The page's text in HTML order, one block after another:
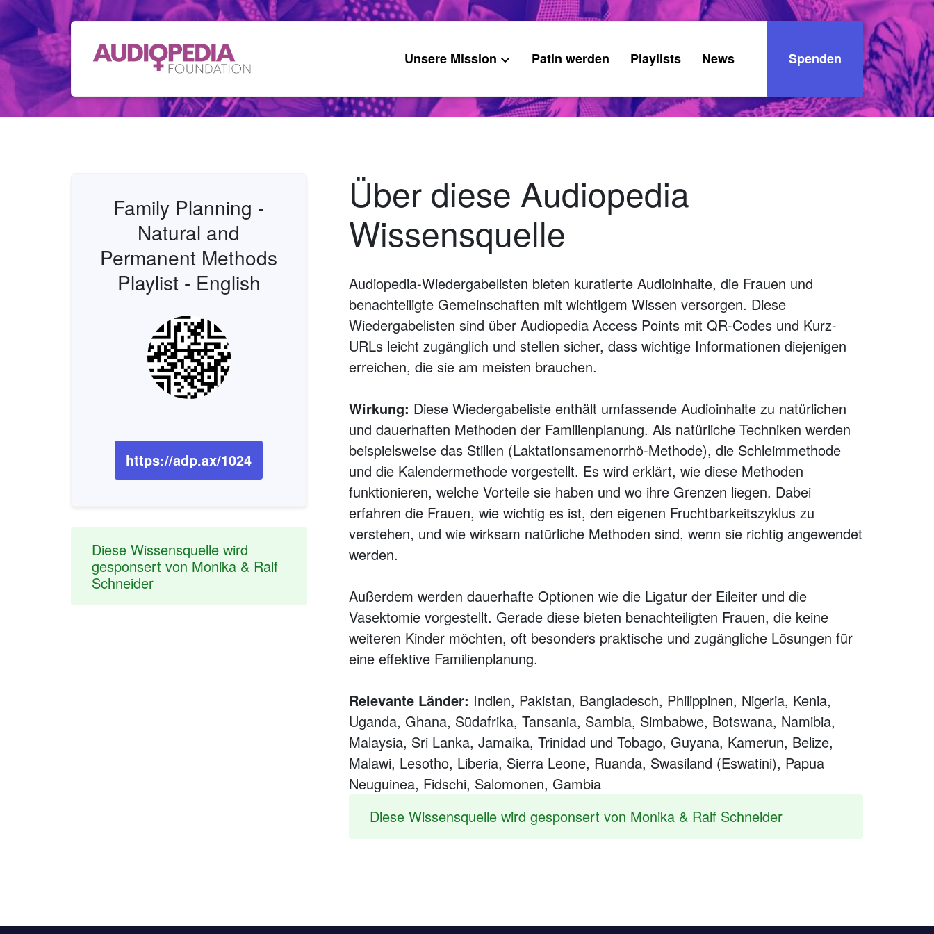
Unsere Mission Patin werden Playlists News Spenden
Family Planning -
Natural and
Permanent Methods
Playlist - English
https://adp.ax/1024
Diese Wissensquelle wird
gesponsert von Monika & Ralf
Schneider
Über diese Audiopedia
Wissensquelle
Audiopedia-Wiedergabelisten bieten kuratierte Audioinhalte, die Frauen und
benachteiligte Gemeinschaften mit wichtigem Wissen versorgen. Diese
Wiedergabelisten sind über Audiopedia Access Points mit QR-Codes und Kurz-
URLs leicht zugänglich und stellen sicher, dass wichtige Informationen diejenigen
erreichen, die sie am meisten brauchen.
Wirkung: Diese Wiedergabeliste enthält umfassende Audioinhalte zu natürlichen
und dauerhaften Methoden der Familienplanung. Als natürliche Techniken werden
beispielsweise das Stillen (Laktationsamenorrhö-Methode), die Schleimmethode
und die Kalendermethode vorgestellt. Es wird erklärt, wie diese Methoden
funktionieren, welche Vorteile sie haben und wo ihre Grenzen liegen. Dabei
erfahren die Frauen, wie wichtig es ist, den eigenen Fruchtbarkeitszyklus zu
verstehen, und wie wirksam natürliche Methoden sind, wenn sie richtig angewendet
werden.
Außerdem werden dauerhafte Optionen wie die Ligatur der Eileiter und die
Vasektomie vorgestellt. Gerade diese bieten benachteiligten Frauen, die keine
weiteren Kinder möchten, oft besonders praktische und zugängliche Lösungen für
eine effektive Familienplanung.
Relevante Länder: Indien, Pakistan, Bangladesch, Philippinen, Nigeria, Kenia,
Uganda, Ghana, Südafrika, Tansania, Sambia, Simbabwe, Botswana, Namibia,
Malaysia, Sri Lanka, Jamaika, Trinidad und Tobago, Guyana, Kamerun, Belize,
Malawi, Lesotho, Liberia, Sierra Leone, Ruanda, Swasiland (Eswatini), Papua
Neuguinea, Fidschi, Salomonen, Gambia
Diese Wissensquelle wird gesponsert von Monika & Ralf Schneider